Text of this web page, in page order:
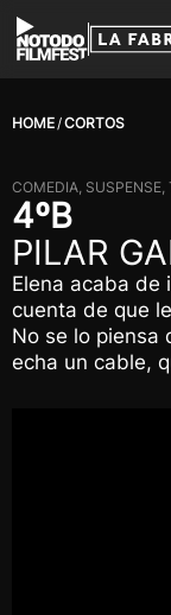
HOME CORTOS
COMEDIA, SUSPENSE,
4ºB
PILAR
Elena acaba de
cuenta de que
No se lo piensa
echa un cable,